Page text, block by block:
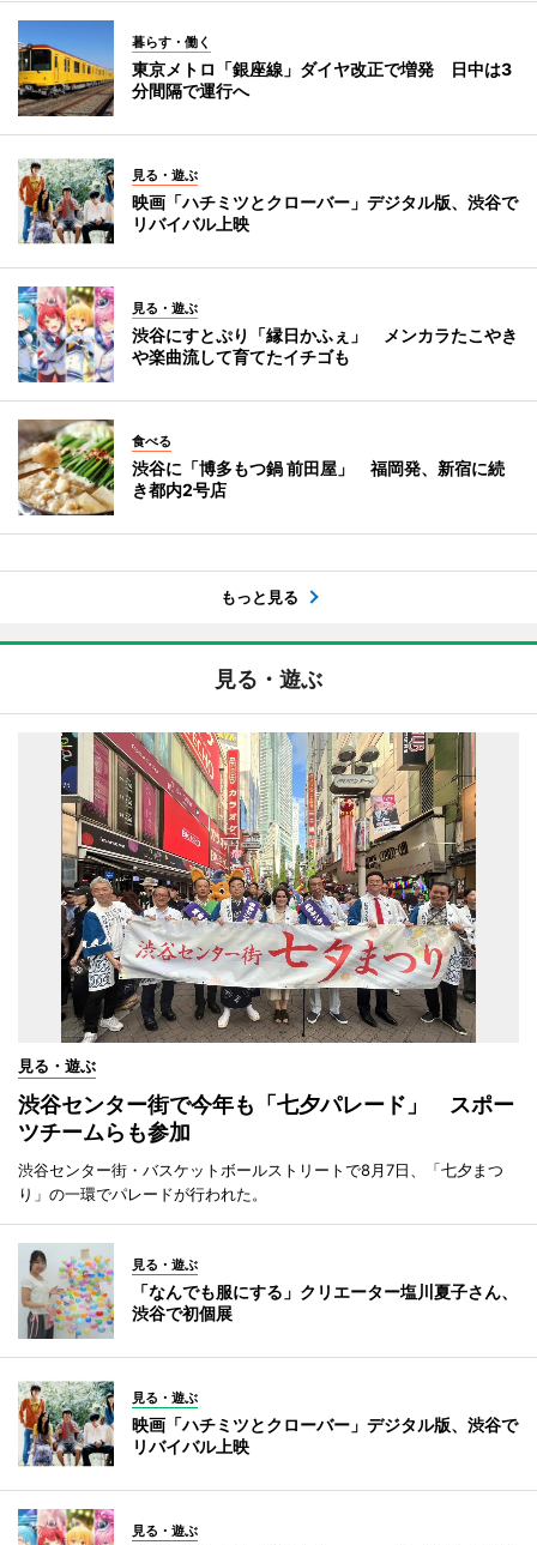
暮らす・働く
東京メトロ「銀座線」ダイヤ改正で増発 日中は3
分間隔で運行へ
見る・遊ぶ
映画「ハチミツとクローバー」デジタル版、渋谷で
リバイバル上映
見る・遊ぶ
渋谷にすとぷり「縁日かふぇ」 メンカラたこやき
や楽曲流して育てたイチゴも
食べる
渋谷に「博多もつ鍋 前田屋」 福岡発、新宿に続
き都内2号店
もっと見る
見る・遊ぶ
見る・遊ぶ
渋谷センター街で今年も「七夕パレード」 スポー
ツチームらも参加
渋谷センター街・バスケットボールストリートで8月7日、「七夕まつ
り」の一環でパレードが行われた。
見る・遊ぶ
「なんでも服にする」クリエーター塩川夏子さん、
渋谷で初個展
見る・遊ぶ
映画「ハチミツとクローバー」デジタル版、渋谷で
リバイバル上映
見る・遊ぶ